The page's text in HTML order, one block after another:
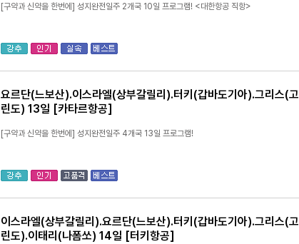
[구약과 신약을 한번에] 성지완전일주 2개국 10일 프로그램! <대한항공 직항>
요르단(느보산).이스라엘(상부갈릴리).터키(갑바도기아).그리스(고
린도) 13일 [카타르항공]
[구약과 신약을 한번에] 성지완전일주 4개국 13일 프로그램!
이스라엘(상부갈릴리).요르단(느보산).터키(갑바도기아).그리스(고
린도).이태리(나폼쏘) 14일 [터키항공]